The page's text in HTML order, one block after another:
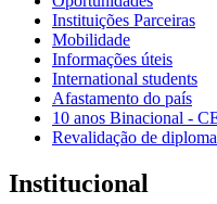
Instituições Parceiras
Mobilidade
Informações úteis
International students
Afastamento do país
10 anos Binacional -
Revalidação de
Institucional